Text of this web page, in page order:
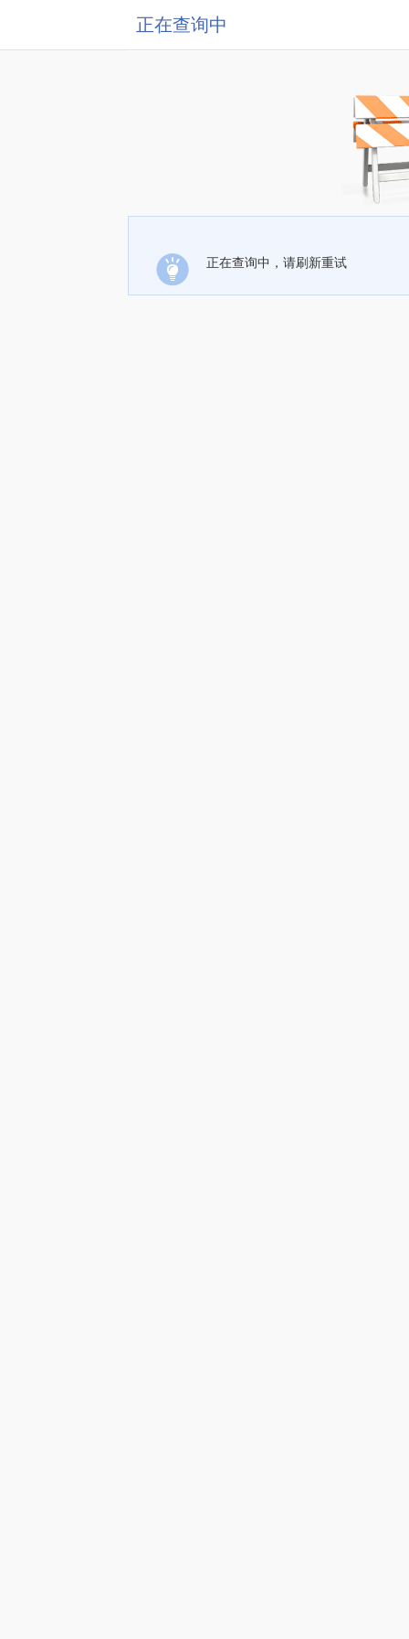
正在查询中
正在查询中，请刷新重试